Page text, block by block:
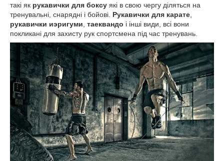
такі як рукавички для боксу які в свою чергу діляться на
тренувальні, снарядні і бойові. Рукавички для карате
рукавички иэригуми таеквандо і інші види, всі вони
покликані для захисту рук спортсмена під час тренувань.